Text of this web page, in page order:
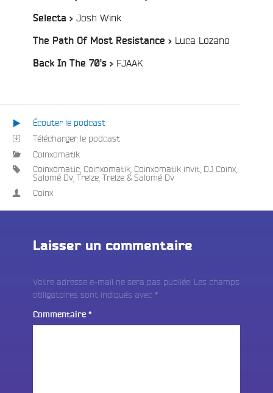
Selecta > Josh Wink/
The Path Of Most Resistance > Luca Lozano
Back In The 70's > FJAAK/
Écouter le podcast
Télécharger le podcast
Coinxomatik
Coinxomatic Coinxomatik Coinxomatik invit DJ Coinx
Salomé Dv Treize Treize & Salomé Dv
Coinx
Laisser un commentaire
Votre adresse e-mail ne sera pas publiée. Les champs
obligatoires sont indiqués avec *
Commentaire *